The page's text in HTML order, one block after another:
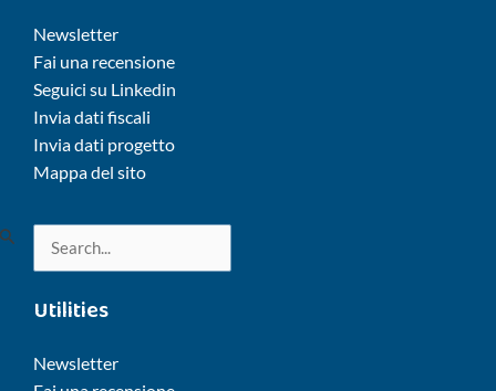
Newsletter
Fai una recensione
Seguici su Linkedin
Invia dati fiscali
Invia dati progetto
Mappa del sito
Cerca:
Utilities
Newsletter